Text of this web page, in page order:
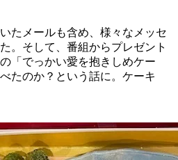
たメールも含め、様々なメッセ
。そして、番組からプレゼント
「でっかい愛を抱きしめケー
たのか？という話に。ケーキ